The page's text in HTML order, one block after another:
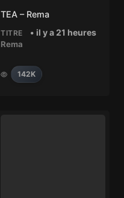
TEA – Rema
TITRE • il y a 21 heures
Rema
142K